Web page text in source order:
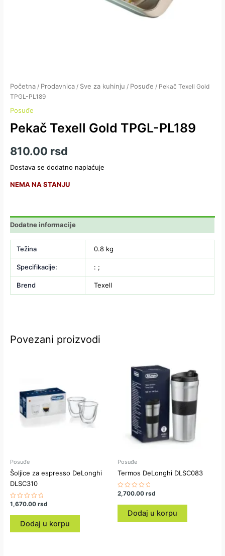
Početna / Prodavnica / Sve za kuhinju / Posuđe / Pekač Texell Gold
TPGL-PL189
Posuđe
Pekač Texell Gold TPGL-PL189
810.00 rsd
Dostava se dodatno naplaćuje
NEMA NA STANJU
Dodatne informacije
Težina 0.8 kg
Specifikacije: : ;
Brend Texell
Povezani proizvodi
Posuđe
Šoljice za espresso DeLonghi
DLSC310
Ocenjeno
0
1,670.00rsd
Dodaj u korpu
Posuđe
Termos DeLonghi DLSC083
Ocenjeno
0
2,700.00 rsd
Dodaj u korpu